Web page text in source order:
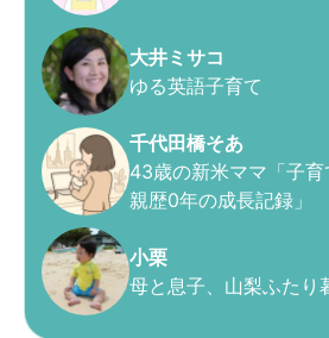
大井ミサコ
ゆる英語子育て
千代田橋そあ
43歳の新米ママ「子
親歴0年の成長記録」
小栗
母と息子、山梨ふたり